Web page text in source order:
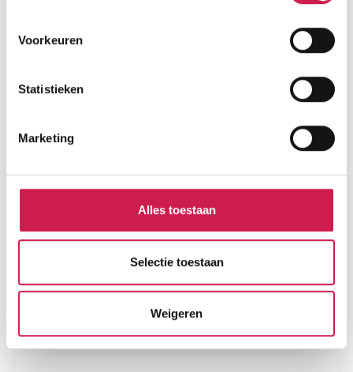
Voorkeuren
Statistieken
Marketing
Alles toestaan
Selectie toestaan
Weigeren